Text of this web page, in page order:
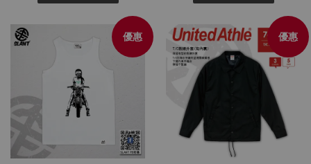
優惠 優惠